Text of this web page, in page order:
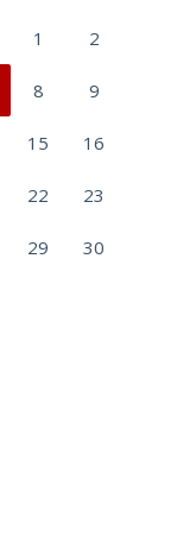
1 2
8 9
15 16
22 23
29 30